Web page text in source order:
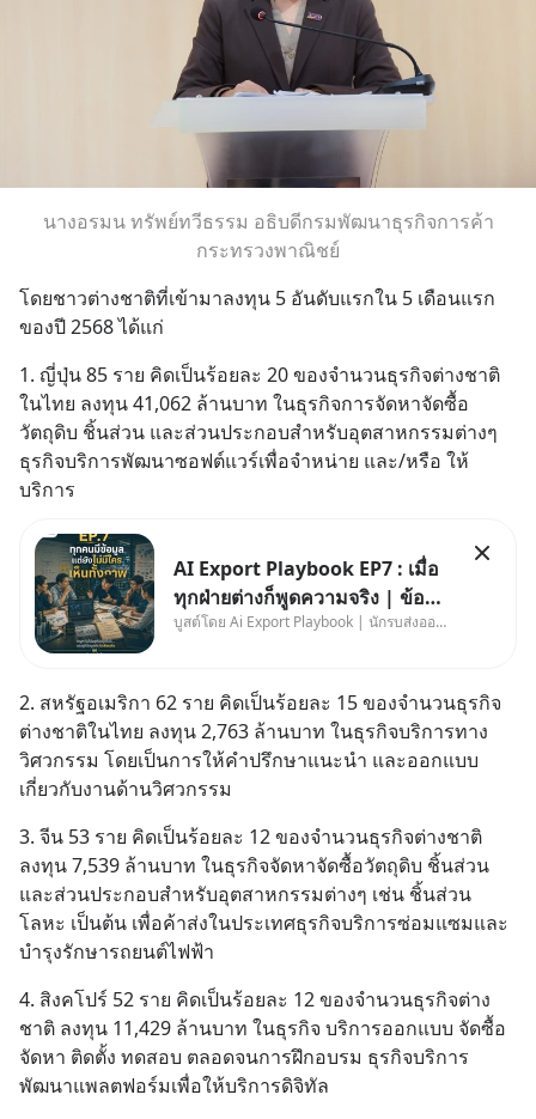
นางอรมน ทรัพย์ทวีธรรม อธิบดีกรมพัฒนาธุรกิจการค้า
กระทรวงพาณิชย์
โดยชาวต่างชาติที่เข้ามาลงทุน 5 อันดับแรกใน 5 เดือนแรก
ของปี 2568 ได้แก่
1. ญี่ปุ่น 85 ราย คิดเป็นร้อยละ 20 ของจำนวนธุรกิจต่างชาติ
ในไทย ลงทุน 41,062 ล้านบาท ในธุรกิจการจัดหาจัดซื้อ
วัตถุดิบ ชิ้นส่วน และส่วนประกอบสำหรับอุตสาหกรรมต่างๆ
ธุรกิจบริการพัฒนาซอฟต์แวร์เพื่อจำหน่าย และ/หรือ ให้
บริการ
AI Export Playbook EP7 : เมื่อ
ทุกฝ่ายต่างก็พูดความจริง | ข้อมูล
ไม่ได้โกหก แต่คนเราเลือกมอง
บูสต์โดย Ai Export Playbook | นักรบส่งออกยุค AI
2. สหรัฐอเมริกา 62 ราย คิดเป็นร้อยละ 15 ของจำนวนธุรกิจ
ต่างชาติในไทย ลงทุน 2,763 ล้านบาท ในธุรกิจบริการทาง
วิศวกรรม โดยเป็นการให้คำปรึกษาแนะนำ และออกแบบ
เกี่ยวกับงานด้านวิศวกรรม
3. จีน 53 ราย คิดเป็นร้อยละ 12 ของจำนวนธุรกิจต่างชาติ
ลงทุน 7,539 ล้านบาท ในธุรกิจจัดหาจัดซื้อวัตถุดิบ ชิ้นส่วน
และส่วนประกอบสำหรับอุตสาหกรรมต่างๆ เช่น ชิ้นส่วน
โลหะ เป็นต้น เพื่อค้าส่งในประเทศธุรกิจบริการซ่อมแซมและ
บำรุงรักษารถยนต์ไฟฟ้า
4. สิงคโปร์ 52 ราย คิดเป็นร้อยละ 12 ของจำนวนธุรกิจต่าง
ชาติ ลงทุน 11,429 ล้านบาท ในธุรกิจ บริการออกแบบ จัดซื้อ
จัดหา ติดตั้ง ทดสอบ ตลอดจนการฝึกอบรม ธุรกิจบริการ
พัฒนาแพลตฟอร์มเพื่อให้บริการดิจิทัล